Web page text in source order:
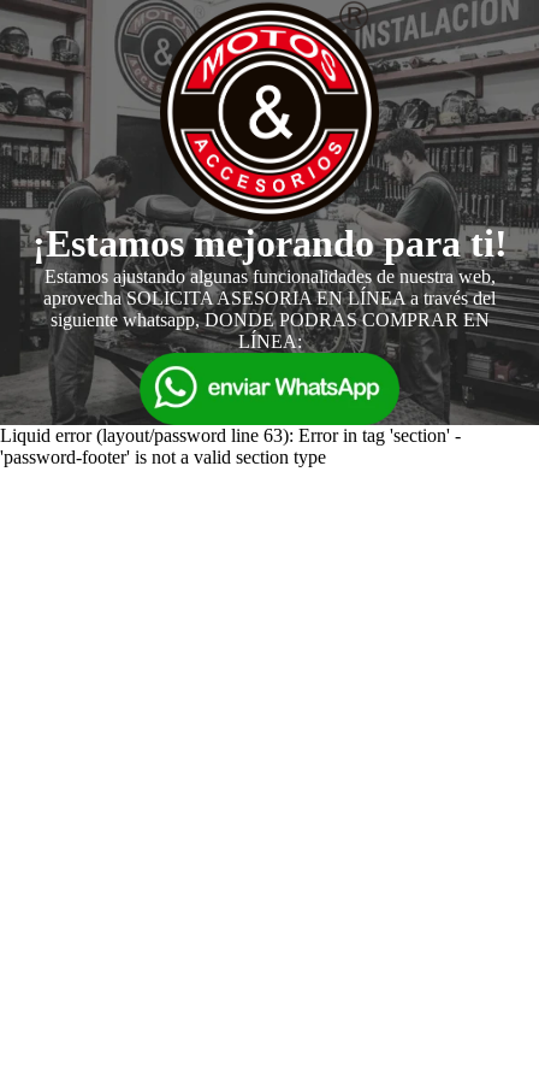
¡Estamos mejorando para ti!
Estamos ajustando algunas funcionalidades de nuestra web,
aprovecha SOLICITA ASESORIA EN LÍNEA a través del
siguiente whatsapp, DONDE PODRAS COMPRAR EN
LÍNEA:
Liquid error (layout/password line 63): Error in tag 'section' -
'password-footer' is not a valid section type